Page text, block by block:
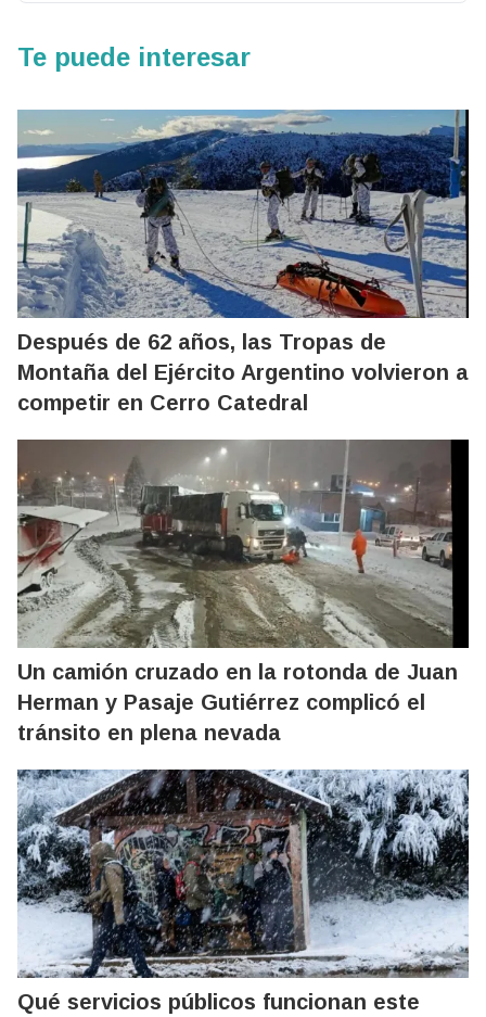
Te puede interesar
Después de 62 años, las Tropas de
Montaña del Ejército Argentino volvieron a
competir en Cerro Catedral
Un camión cruzado en la rotonda de Juan
Herman y Pasaje Gutiérrez complicó el
tránsito en plena nevada
Qué servicios públicos funcionan este